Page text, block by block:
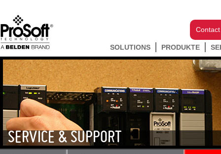
SOLUTIONS PRODUKTE
SERVICE & SUPPORT